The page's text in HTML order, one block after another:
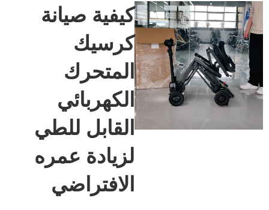
كيفية صيانة
كرسيك
المتحرك
الكهربائي
القابل للطي
لزيادة عمره
الافتراضي